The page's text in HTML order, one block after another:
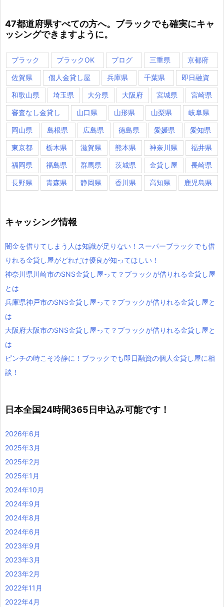
47都道府県すべての方へ。ブラックでも確実にキャ
ッシングできますように。
ブラック ブラックOK ブログ 三重県 京都府
佐賀県 個人金貸し屋 兵庫県 千葉県 即日融資
和歌山県 埼玉県 大分県 大阪府 宮城県 宮崎県
審査なし金貸し 山口県 山形県 山梨県 岐阜県
岡山県 島根県 広島県 徳島県 愛媛県 愛知県
東京都 栃木県 滋賀県 熊本県 神奈川県 福井県
福岡県 福島県 群馬県 茨城県 金貸し屋 長崎県
長野県 青森県 静岡県 香川県 高知県 鹿児島県
キャッシング情報
闇金を借りてしまう人は知識が足りない！スーパーブラックでも借
りれる金貸し屋がどれだけ優良が知ってほしい！
神奈川県川崎市のSNS金貸し屋って？ブラックが借りれる金貸し屋
とは
兵庫県神戸市のSNS金貸し屋って？ブラックが借りれる金貸し屋と
は
大阪府大阪市のSNS金貸し屋って？ブラックが借りれる金貸し屋と
は
ピンチの時こそ冷静に！ブラックでも即日融資の個人金貸し屋に相
談！
日本全国24時間365日申込み可能です！
2026年6月
2025年3月
2025年2月
2025年1月
2024年10月
2024年9月
2024年8月
2024年6月
2023年9月
2023年3月
2023年2月
2022年11月
2022年4月